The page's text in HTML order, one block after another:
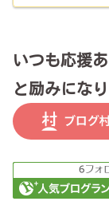
いつも応援
と励みになり